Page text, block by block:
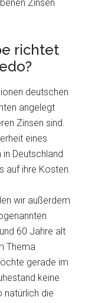
Zinsen
richtet
deutschen
angelegt
Zinsen sind.
eines
Deutschland
auf ihre Kosten.
wir außerdem
60 Jahre alt
Thema
gerade im
keine
natürlich die